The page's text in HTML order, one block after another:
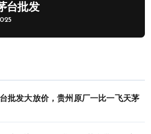
台批发
批发大放价，贵州原厂一比一飞天茅